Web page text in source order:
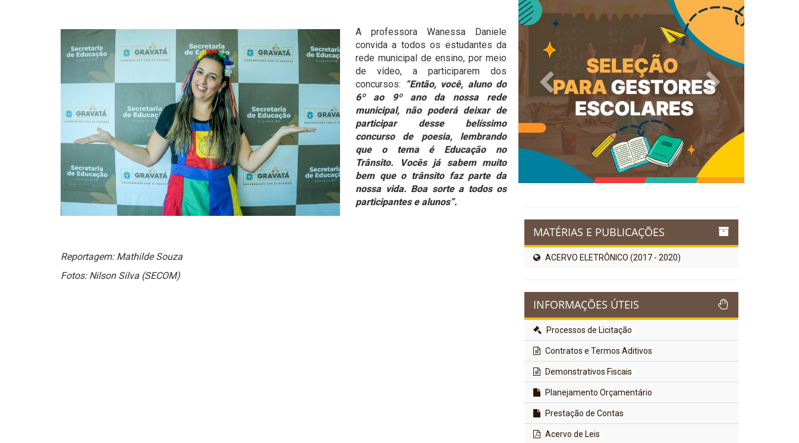
A professora Wanessa Daniele
convida a todos os estudantes da
rede municipal de ensino, por meio
de vídeo, a participarem dos
concursos:
“Então, você, aluno do
6º ao 9º ano da nossa rede
municipal, não poderá deixar de
participar desse belíssimo
concurso de poesia, lembrando
que o tema é Educação no
Trânsito. Vocês já sabem muito
bem que o trânsito faz parte da
nossa vida. Boa sorte a todos os
participantes e alunos”.
Reportagem: Mathilde Souza
Fotos: Nilson Silva (SECOM)
Previous Next
MATÉRIAS E PUBLICAÇÕES
ACERVO ELETRÔNICO (2017 - 2020)
INFORMAÇÕES ÚTEIS
Processos de Licitação
Contratos e Termos Aditivos
Demonstrativos Fiscais
Planejamento Orçamentário
Prestação de Contas
Acervo de Leis